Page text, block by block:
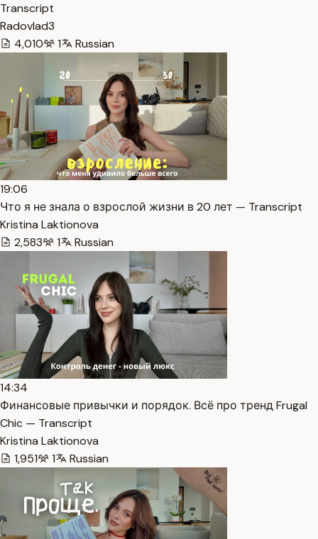
Transcript
Radovlad3
4,010
1 Russian
19:06
Что я не знала о взрослой жизни в 20 лет — Transcript
Kristina Laktionova
2,583
1 Russian
14:34
Финансовые привычки и порядок. Всё про тренд Frugal
Chic — Transcript
Kristina Laktionova
1,951
1 Russian